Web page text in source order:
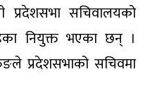
सचिवालयको
नियुक्त भएका छन् ।
प्रदेशसभाको सचिवमा